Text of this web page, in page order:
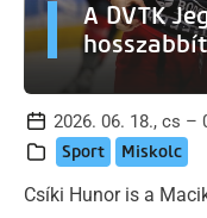
A DVTK
2026. 06. 18., cs –
Sport Miskolc
Csíki Hunor is a